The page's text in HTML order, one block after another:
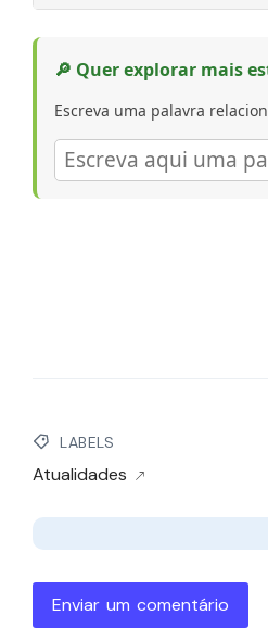
🔎 Quer explorar mais
Escreva uma palavra
LABELS
Atualidades
Enviar um comentário